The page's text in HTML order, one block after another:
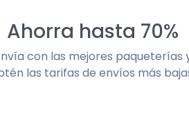
Ahorra hasta 70%
con las mejores paqueterías
las tarifas de envíos más